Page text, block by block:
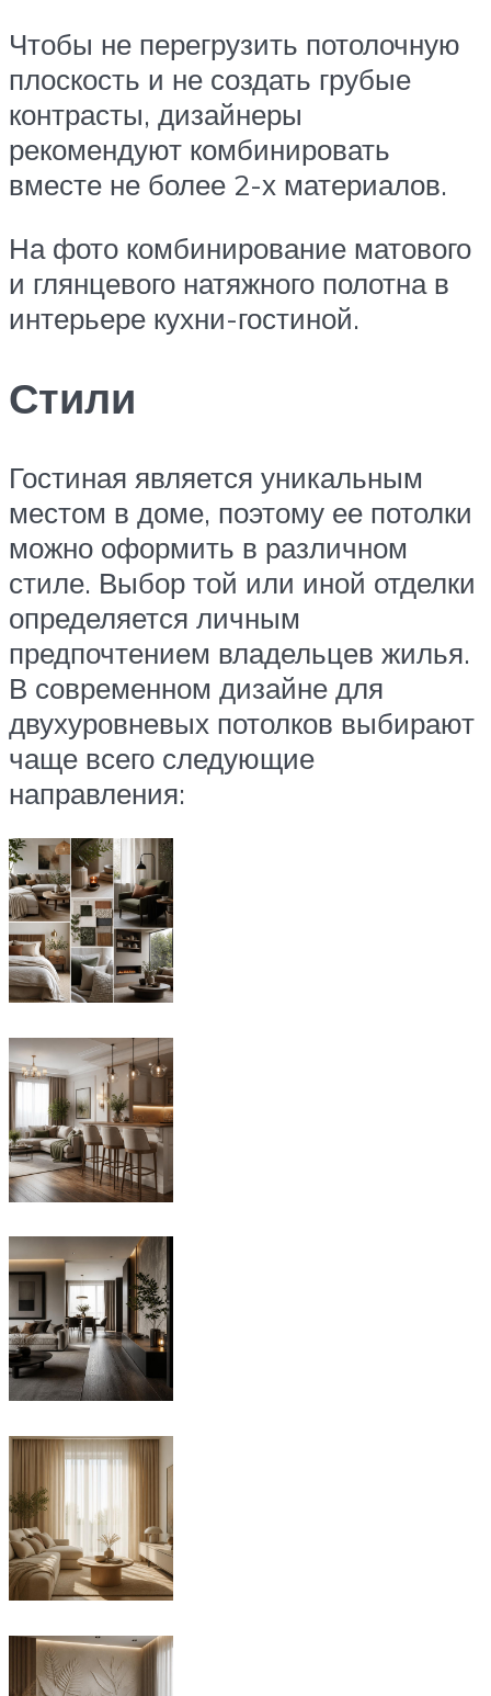
Чтобы не перегрузить потолочную
плоскость и не создать грубые
контрасты, дизайнеры
рекомендуют комбинировать
вместе не более 2-х материалов.
На фото комбинирование матового
и глянцевого натяжного полотна в
интерьере кухни-гостиной.
Стили
Гостиная является уникальным
местом в доме, поэтому ее потолки
можно оформить в различном
стиле. Выбор той или иной отделки
определяется личным
предпочтением владельцев жилья.
В современном дизайне для
двухуровневых потолков выбирают
чаще всего следующие
направления: